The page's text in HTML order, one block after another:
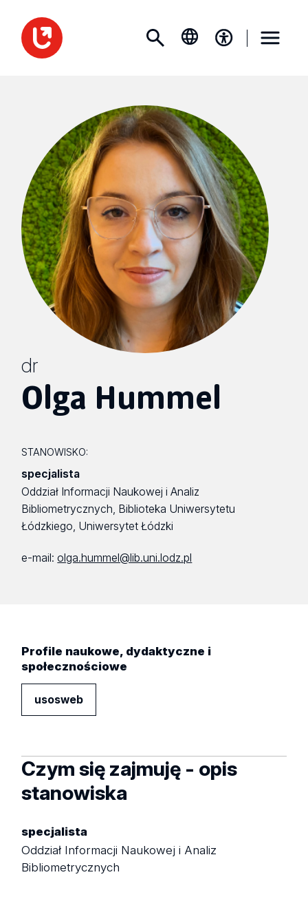
dr
Olga Hummel
STANOWISKO:
specjalista
Oddział Informacji Naukowej i Analiz
Bibliometrycznych, Biblioteka Uniwersytetu
Łódzkiego, Uniwersytet Łódzki
e-mail:olga.hummel@lib.uni.lodz.pl
Profile naukowe, dydaktyczne i
społecznościowe
usosweb
Czym się zajmuję - opis
stanowiska
specjalista
Oddział Informacji Naukowej i Analiz
Bibliometrycznych